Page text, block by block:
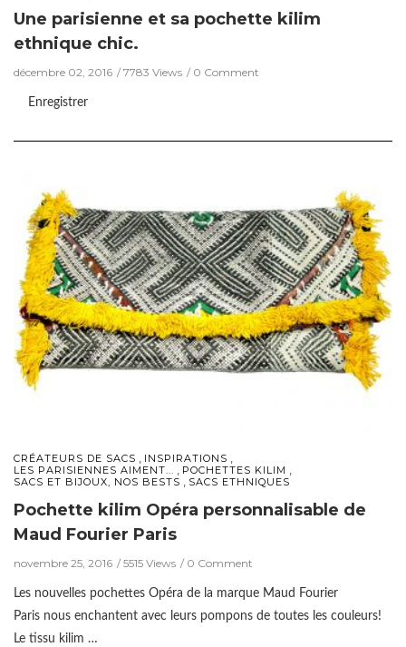
Une parisienne et sa pochette kilim
ethnique chic.
décembre 02, 2016 7783 Views 0 Comment
Enregistrer
CRÉATEURS DE SACS , INSPIRATIONS ,
LES PARISIENNES AIMENT... , POCHETTES KILIM ,
SACS ET BIJOUX, NOS BESTS , SACS ETHNIQUES
Pochette kilim Opéra personnalisable de
Maud Fourier Paris
novembre 25, 2016 5515 Views 0 Comment
Les nouvelles pochettes Opéra de la marque Maud Fourier
Paris nous enchantent avec leurs pompons de toutes les couleurs!
Le tissu kilim …